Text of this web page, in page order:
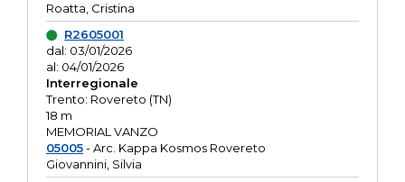
Roatta, Cristina
R2605001
dal: 03/01/2026
al: 04/01/2026
Interregionale
Trento: Rovereto (TN)
18 m
MEMORIAL VANZO
05005- Arc. Kappa Kosmos Rovereto
Giovannini, Silvia